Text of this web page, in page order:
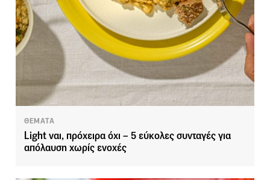
ΘΕΜΑΤΑ
Light ναι, πρόχειρα όχι – 5 εύκολες συνταγές για
απόλαυση χωρίς ενοχές